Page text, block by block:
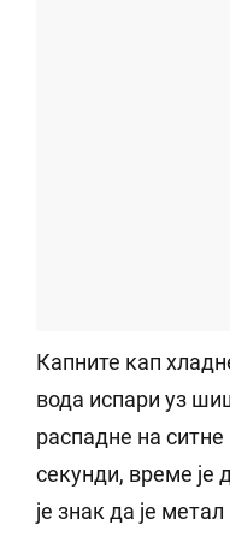
Капните кап
вода испари уз
распадне на ситне
секунди, време је
је знак да је